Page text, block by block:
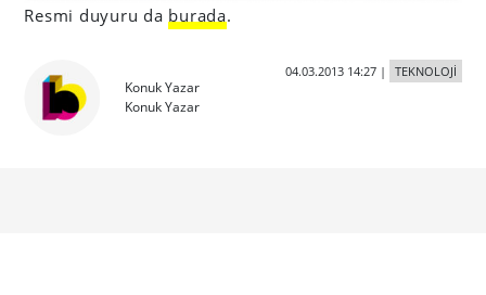
Resmi duyuru da burada.
Konuk Yazar
Konuk Yazar
04.03.2013 14:27| TEKNOLOJİ